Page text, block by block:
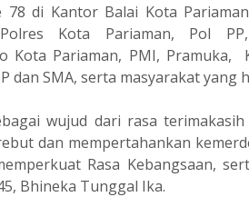
di Kantor Balai Kota
Kota Pariaman, Pol
Kota Pariaman, PMI, Pramuka,
dan SMA, serta masyarakat yang
wujud dari rasa
dan mempertahankan
Rasa Kebangsaan,
Bhineka Tunggal Ika.